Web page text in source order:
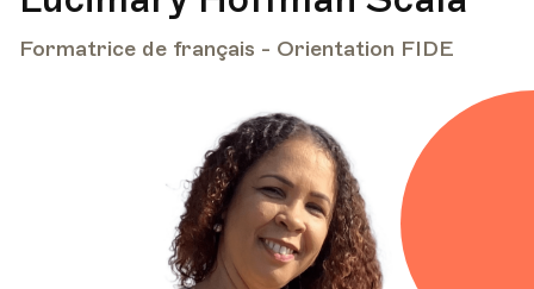
Formatrice de français - Orientation FIDE